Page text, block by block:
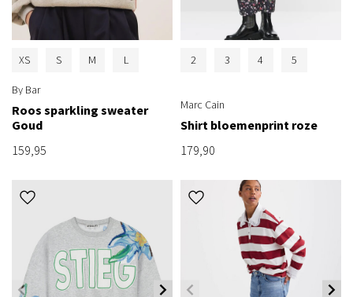
XS S M L
By Bar
Roos sparkling sweater
Goud
159,95
2 3 4 5
Marc Cain
Shirt bloemenprint roze
179,90